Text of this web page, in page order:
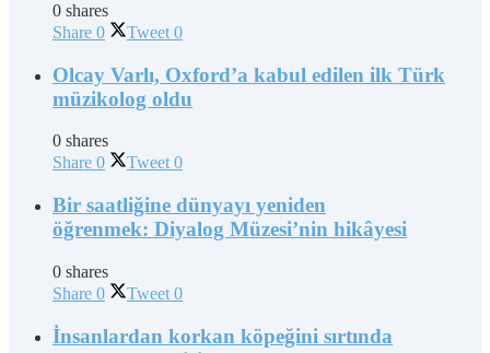
0 shares
Share 0 Tweet 0
Olcay Varlı, Oxford’a kabul edilen ilk Türk
müzikolog oldu
0 shares
Share 0 Tweet 0
Bir saatliğine dünyayı yeniden
öğrenmek: Diyalog Müzesi’nin hikâyesi
0 shares
Share 0 Tweet 0
İnsanlardan korkan köpeğini sırtında